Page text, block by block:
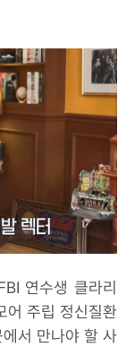
연수생 클라리
어 주립 정신질환
서 만나야 할 사